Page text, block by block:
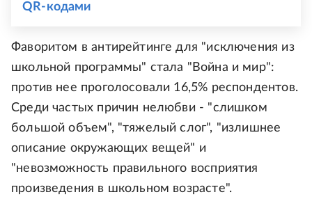
QR-кодами
Фаворитом в антирейтинге для "исключения из
школьной программы" стала "Война и мир":
против нее проголосовали 16,5% респондентов.
Среди частых причин нелюбви - "слишком
большой объем", "тяжелый слог", "излишнее
описание окружающих вещей" и
"невозможность правильного восприятия
произведения в школьном возрасте".